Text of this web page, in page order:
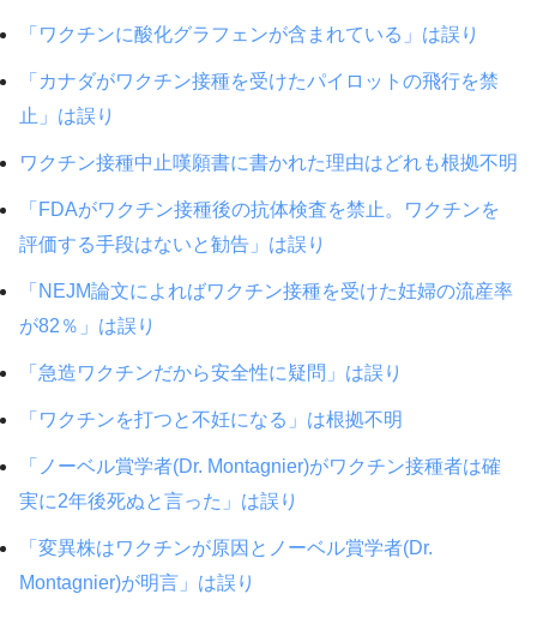
「ワクチンに酸化グラフェンが含まれている」は誤り
「カナダがワクチン接種を受けたパイロットの飛行を禁
止」は誤り
ワクチン接種中止嘆願書に書かれた理由はどれも根拠不明
「FDAがワクチン接種後の抗体検査を禁止。ワクチンを
評価する手段はないと勧告」は誤り
「NEJM論文によればワクチン接種を受けた妊婦の流産率
が82％」は誤り
「急造ワクチンだから安全性に疑問」は誤り
「ワクチンを打つと不妊になる」は根拠不明
「ノーベル賞学者(Dr. Montagnier)がワクチン接種者は確
実に2年後死ぬと言った」は誤り
「変異株はワクチンが原因とノーベル賞学者(Dr.
Montagnier)が明言」は誤り